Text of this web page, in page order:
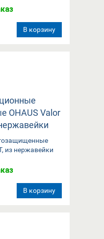
В корзину
из нержавейки
В корзину